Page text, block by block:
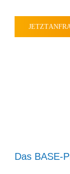
JETZT
Das BASE-